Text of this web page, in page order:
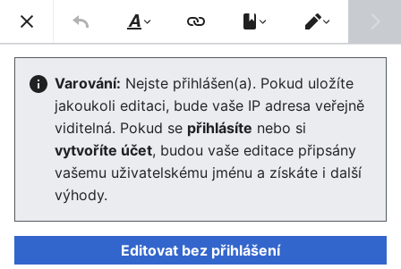
Enviwiki
Tekutá modernita
Editor se nyní načte. Pokud tuto zprávu stále vidíte po
několika sekundách, prosím obnovte stránku .
Styl
textu
Přepnout
editor
Varování: Nejste přihlášen(a). Pokud uložíte
jakoukoli editaci, bude vaše IP adresa veřejně
viditelná. Pokud se přihlásíte nebo si
vytvoříte účet, budou vaše editace připsány
vašemu uživatelskému jménu a získáte i další
výhody.
Editovat bez přihlášení